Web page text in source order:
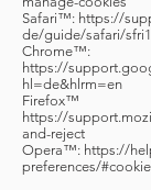
Safari™: https://
de/guide/safari/
Chrome™:
https://
hl=de&hlrm=en
Firefox™
https://
and-reject
Opera™: https://
preferences/